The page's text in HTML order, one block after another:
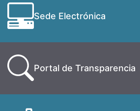
Sede Electrónica
Portal de Transparencia